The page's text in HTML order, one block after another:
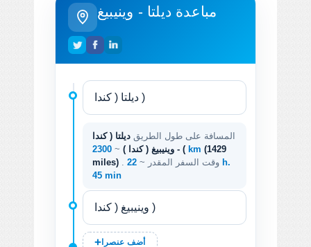
مباعدة ديلتا - وينيبيغ
المسافة على طول الطريق ديلتا ( كندا
) - وينيبيغ ( كندا ) ~ 2300 km (1429
miles)
. وقت السفر المقدر ~ 22 h.
45 min
أضف عنصرا